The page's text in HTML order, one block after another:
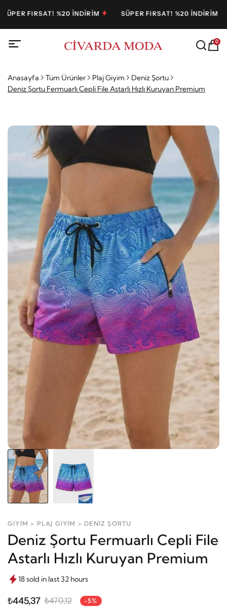
FIRSAT! %20 İNDİRİM SÜPER FIRSAT! %20 İNDİRİM
0
Anasayfa Tüm Ürünler Plaj Giyim
Deniz Şortu
Deniz Şortu Fermuarlı Cepli File Astarlı Hızlı Kuruyan Premium
GİYİM > PLAJ GİYİM > DENİZ ŞORTU
Deniz Şortu Fermuarlı Cepli File
Astarlı Hızlı Kuruyan Premium
18 sold in last 32 hours
₺445,37 ₺470,12 -5%